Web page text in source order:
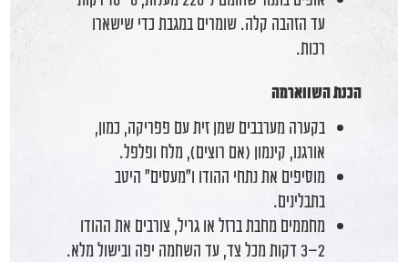
עד הזהבה קלה. שומרים במגבת כדי שישארו
רכות.
הכנת השווארמה
בקערה מערבבים שמן זית עם פפריקה, כמון,
אורגנו, קינמון (אם רוצים), מלח ופלפל.
מוסיפים את נתחי ההודו ו"מעסים" היטב
בתבלינים.
מחממים מחבת ברזל או גריל, צורבים את ההודו
2–3 דקות מכל צד, עד השחמה יפה ובישול מלא.